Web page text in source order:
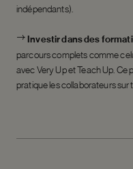
indépendants).
Investir dans des
parcours complets comme
avec Very Up et Teach Up.
pratique les collaborateurs sur